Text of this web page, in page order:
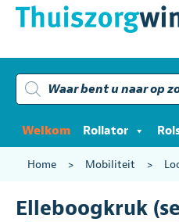
Producten
zoeken
Welkom Rollator
Home > Mobiliteit >
Elleboogkruk